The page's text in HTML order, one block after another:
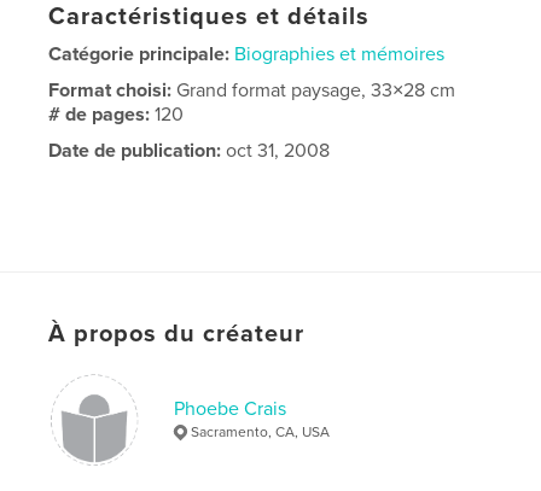
Caractéristiques et détails
Catégorie principale: Biographies et mémoires
Format choisi: Grand format paysage, 33×28 cm
# de pages:120
Date de publication: oct 31, 2008
À propos du créateur
Phoebe Crais
Sacramento, CA, USA